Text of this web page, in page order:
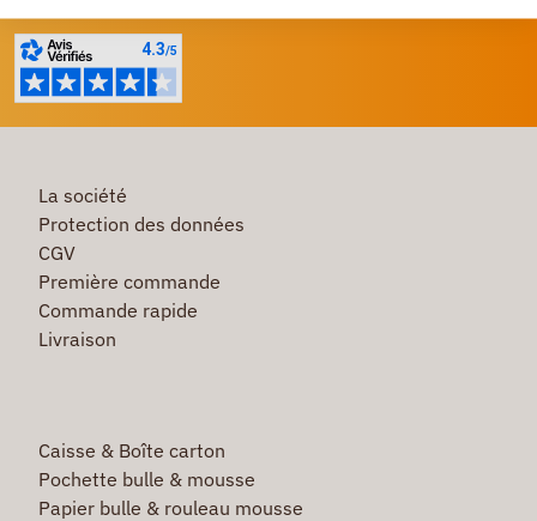
La société
Protection des données
CGV
Première commande
Commande rapide
Livraison
Caisse & Boîte carton
Pochette bulle & mousse
Papier bulle & rouleau mousse